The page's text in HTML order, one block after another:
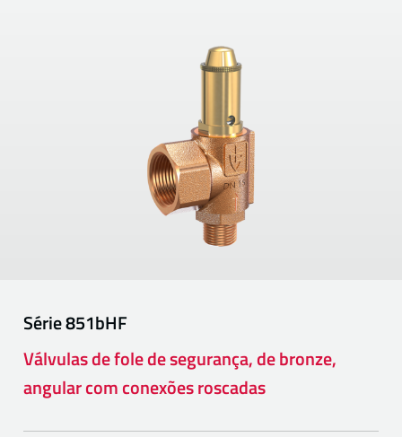
Série851bHF
Válvulas de fole de segurança, de bronze,
angular com conexões roscadas